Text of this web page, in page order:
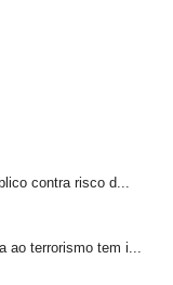
contra risco d...
ao terrorismo tem i...